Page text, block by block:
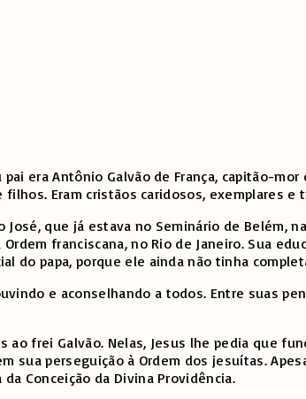
era Antônio Galvão de França, capitão-
Eram cristãos caridosos, exemplares
que já estava no Seminário de Belém,
franciscana, no Rio de Janeiro. Sua
do papa, porque ele ainda não tinha
e aconselhando a todos. Entre suas
frei Galvão. Nelas, Jesus lhe pedia que
perseguição à Ordem dos jesuítas.
Conceição da Divina Providência.